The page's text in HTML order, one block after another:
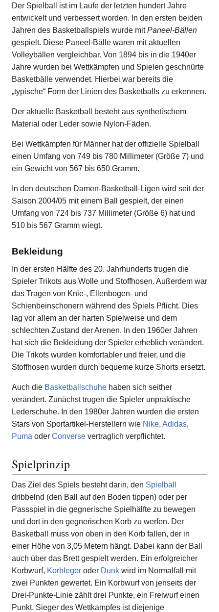
Der Spielball ist im Laufe der letzten hundert Jahre
entwickelt und verbessert worden. In den ersten beiden
Jahren des Basketballspiels wurde mitPaneel-Bällen
gespielt. Diese Paneel-Bälle waren mit aktuellen
Volleybällen vergleichbar. Von 1894 bis in die 1940er
Jahre wurden bei Wettkämpfen und Spielen geschnürte
Basketbälle verwendet. Hierbei war bereits die
„typische“ Form der Linien des Basketballs zu erkennen.
Der aktuelle Basketball besteht aus synthetischem
Material oder Leder sowie Nylon-Fäden.
Bei Wettkämpfen für Männer hat der offizielle Spielball
einen Umfang von 749 bis 780 Millimeter (Größe 7) und
ein Gewicht von 567 bis 650 Gramm.
In den deutschen Damen-Basketball-Ligen wird seit der
Saison 2004/05 mit einem Ball gespielt, der einen
Umfang von 724 bis 737 Millimeter (Größe 6) hat und
510 bis 567 Gramm wiegt.
Bekleidung
In der ersten Hälfte des 20. Jahrhunderts trugen die
Spieler Trikots aus Wolle und Stoffhosen. Außerdem war
das Tragen von Knie-, Ellenbogen- und
Schienbeinschonern während des Spiels Pflicht. Dies
lag vor allem an der harten Spielweise und dem
schlechten Zustand der Arenen. In den 1960er Jahren
hat sich die Bekleidung der Spieler erheblich verändert.
Die Trikots wurden komfortabler und freier, und die
Stoffhosen wurden durch bequeme kurze Shorts ersetzt.
Auch die Basketballschuhe haben sich seither
verändert. Zunächst trugen die Spieler unpraktische
Lederschuhe. In den 1980er Jahren wurden die ersten
Stars von Sportartikel-Herstellern wie Nike, Adidas,
Puma oder Converse vertraglich verpflichtet.
Spielprinzip
Das Ziel des Spiels besteht darin, den Spielball
dribbelnd (den Ball auf den Boden tippen) oder per
Passspiel in die gegnerische Spielhälfte zu bewegen
und dort in den gegnerischen Korb zu werfen. Der
Basketball muss von oben in den Korb fallen, der in
einer Höhe von 3,05 Metern hängt. Dabei kann der Ball
auch über das Brett gespielt werden. Ein erfolgreicher
Korbwurf, Korbleger oder Dunk wird im Normalfall mit
zwei Punkten gewertet. Ein Korbwurf von jenseits der
Drei-Punkte-Linie zählt drei Punkte, ein Freiwurf einen
Punkt. Sieger des Wettkampfes ist diejenige